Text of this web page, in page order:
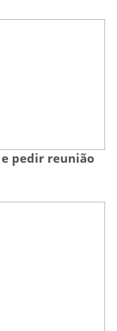
pedir reunião